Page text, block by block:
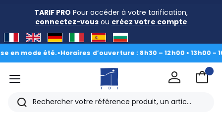
TARIF PRO Pour accéder à votre tarification,
connectez-vousou créez votre compte
mode été.•Horaires d’ouverture : 8h30 – 12h00 • 13h00 - 16h30 |
menu
Rechercher